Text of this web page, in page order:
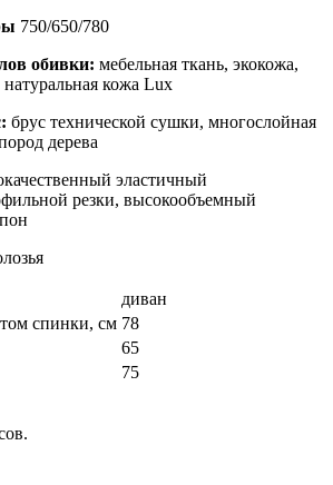
750/650/780
обивки: мебельная ткань, экокожа,
кожа Lux
брус технической сушки, многослойная
дерева
эластичный
резки, высокообъемный
диван
спинки, см 78
65
75